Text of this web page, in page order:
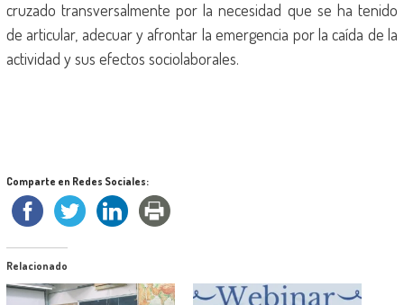
cruzado transversalmente por la necesidad que se ha tenido
de articular, adecuar y afrontar la emergencia por la caída de la
actividad y sus efectos sociolaborales.
Comparte en Redes Sociales:
Relacionado